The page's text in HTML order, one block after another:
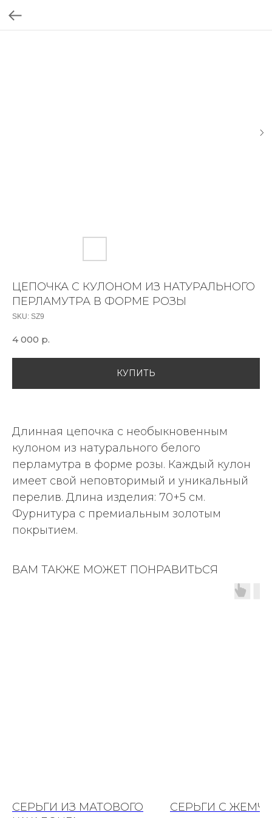
ЦЕПОЧКА С КУЛОНОМ ИЗ НАТУРАЛЬНОГО
ПЕРЛАМУТРА В ФОРМЕ РОЗЫ
SKU: SZ9
4 000 р.
КУПИТЬ
Длинная цепочка с необыкновенным
кулоном из натурального белого
перламутра в форме розы. Каждый кулон
имеет свой неповторимый и уникальный
перелив. Длина изделия: 70+5 см.
Фурнитура с премиальным золотым
покрытием.
ВАМ ТАКЖЕ МОЖЕТ ПОНРАВИТЬСЯ
СЕРЬГИ ИЗ МАТОВОГО
СЕРЬГИ С